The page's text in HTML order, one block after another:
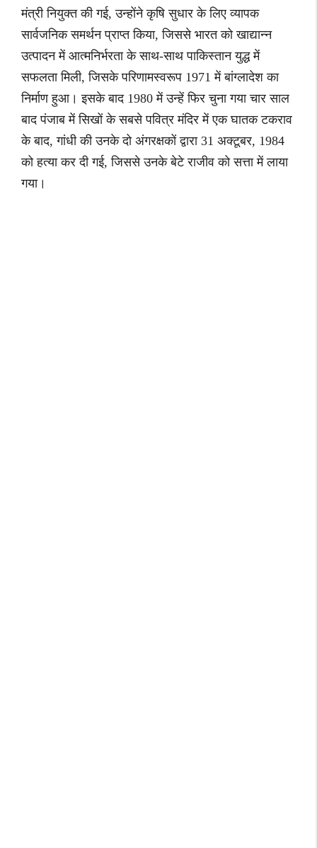
मंत्री नियुक्त की गई, उन्होंने कृषि सुधार के लिए व्यापक
सार्वजनिक समर्थन प्राप्त किया, जिससे भारत को खाद्यान्न
उत्पादन में आत्मनिर्भरता के साथ-साथ पाकिस्तान युद्ध में
सफलता मिली, जिसके परिणामस्वरूप 1971 में बांग्लादेश का
निर्माण हुआ। इसके बाद 1980 में उन्हें फिर चुना गया चार साल
बाद पंजाब में सिखों के सबसे पवित्र मंदिर में एक घातक टकराव
के बाद, गांधी की उनके दो अंगरक्षकों द्वारा 31 अक्टूबर, 1984
को हत्या कर दी गई, जिससे उनके बेटे राजीव को सत्ता में लाया
गया।